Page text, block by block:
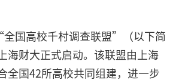
国高校千村调查联盟”（以下简
财大正式启动。该联盟由上海
全国42所高校共同组建，进一步